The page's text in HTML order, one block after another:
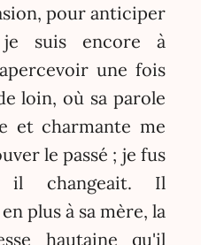
pour anticiper
suis encore à
une fois
loin, où sa parole
et charmante me
le passé ; je fus
il changeait. Il
plus à sa mère, la
hautaine qu'il